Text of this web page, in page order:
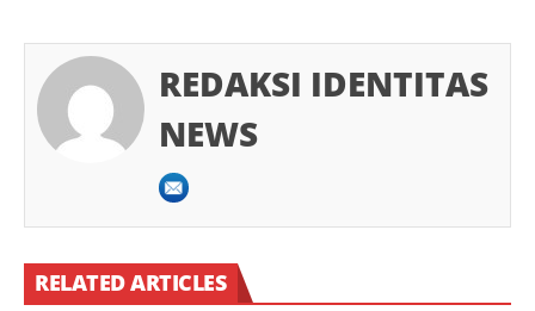
REDAKSI IDENTITAS
NEWS
RELATED ARTICLES